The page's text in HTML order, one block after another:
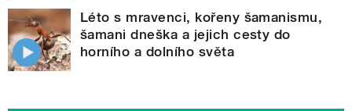
Léto s mravenci, kořeny šamanismu,
šamani dneška a jejich cesty do
horního a dolního světa